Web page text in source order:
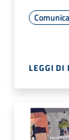
LEGGI DI